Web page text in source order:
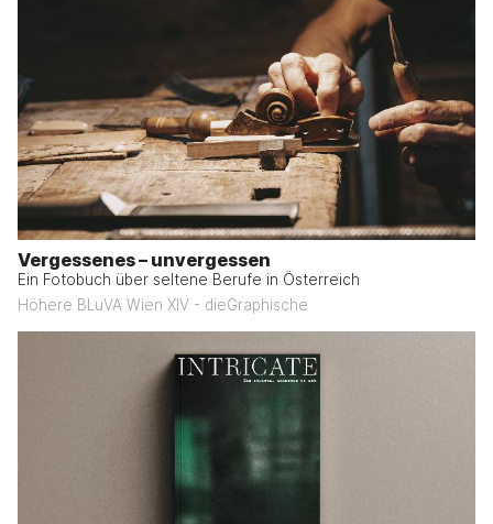
Vergessenes – unvergessen
Ein Fotobuch über seltene Berufe in Österreich
Höhere BLuVA Wien XIV - dieGraphische